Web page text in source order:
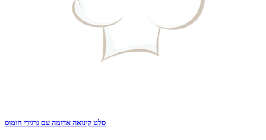
סלט קינואה אדומה עם גרגירי חומוס